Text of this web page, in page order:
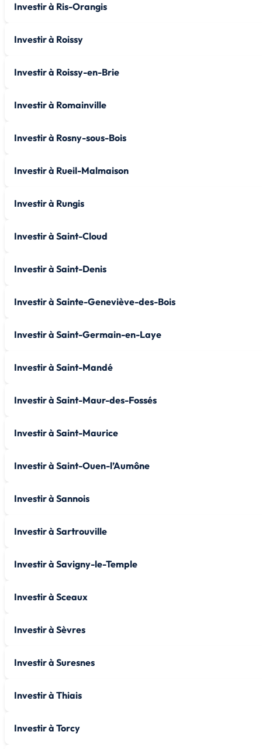
Investir à Ris-Orangis
Investir à Roissy
Investir à Roissy-en-Brie
Investir à Romainville
Investir à Rosny-sous-Bois
Investir à Rueil-Malmaison
Investir à Rungis
Investir à Saint-Cloud
Investir à Saint-Denis
Investir à Sainte-Geneviève-des-Bois
Investir à Saint-Germain-en-Laye
Investir à Saint-Mandé
Investir à Saint-Maur-des-Fossés
Investir à Saint-Maurice
Investir à Saint-Ouen-l’Aumône
Investir à Sannois
Investir à Sartrouville
Investir à Savigny-le-Temple
Investir à Sceaux
Investir à Sèvres
Investir à Suresnes
Investir à Thiais
Investir à Torcy